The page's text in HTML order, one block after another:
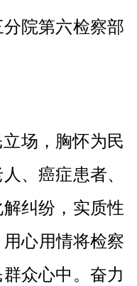
院第六检察部
场，胸怀为民
、癌症患者、
纠纷，实质性
心用情将检察
众心中。奋力